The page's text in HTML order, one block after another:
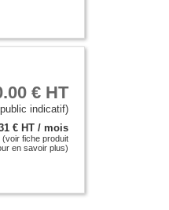
€ HT
indicatif)
€ HT / mois
(voir fiche produit
en savoir plus)